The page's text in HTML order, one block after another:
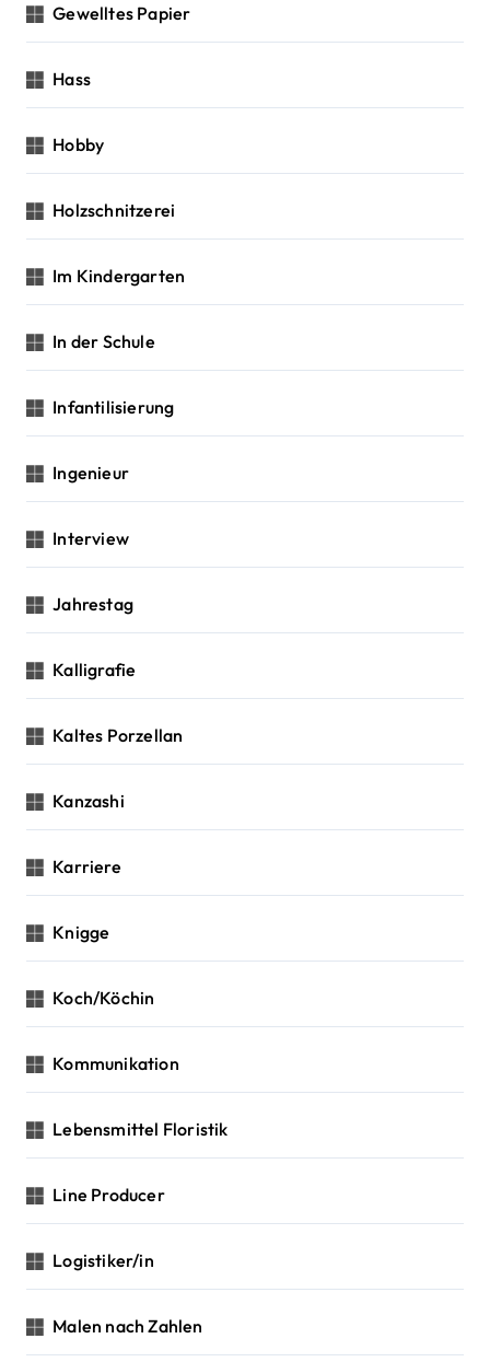
Gewelltes Papier
Hass
Hobby
Holzschnitzerei
Im Kindergarten
In der Schule
Infantilisierung
Ingenieur
Interview
Jahrestag
Kalligrafie
Kaltes Porzellan
Kanzashi
Karriere
Knigge
Koch/Köchin
Kommunikation
Lebensmittel Floristik
Line Producer
Logistiker/in
Malen nach Zahlen